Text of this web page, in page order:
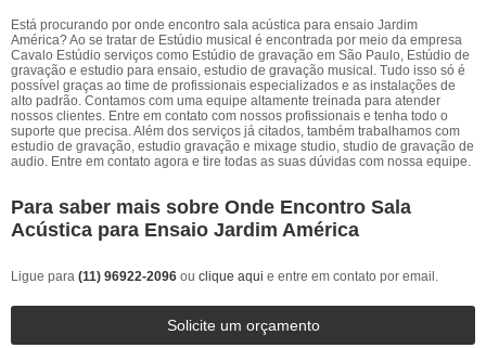
Está procurando por onde encontro sala acústica para ensaio Jardim
América? Ao se tratar de Estúdio musical é encontrada por meio da empresa
Cavalo Estúdio serviços como Estúdio de gravação em São Paulo, Estúdio de
gravação e estudio para ensaio, estudio de gravação musical. Tudo isso só é
possível graças ao time de profissionais especializados e as instalações de
alto padrão. Contamos com uma equipe altamente treinada para atender
nossos clientes. Entre em contato com nossos profissionais e tenha todo o
suporte que precisa. Além dos serviços já citados, também trabalhamos com
estudio de gravação, estudio gravação e mixage studio, studio de gravação de
audio. Entre em contato agora e tire todas as suas dúvidas com nossa equipe.
Para saber mais sobre Onde Encontro Sala
Acústica para Ensaio Jardim América
Ligue para (11) 96922-2096 ou clique aqui e entre em contato por email.
Solicite um orçamento